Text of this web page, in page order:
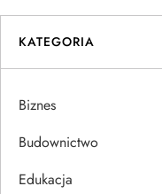
g
a
c
KATEGORIA
Biznes
Budownictwo
Edukacja